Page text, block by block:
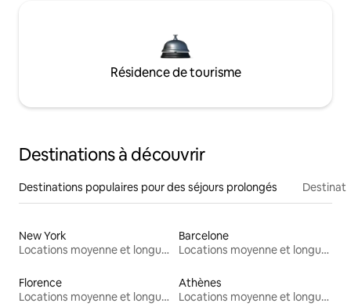
Résidence de tourisme
Destinations à découvrir
Destinations populaires pour des séjours prolongés
New York
Locations moyenne et longue durée
Barcelone
Locations moyenne et longue durée
Florence
Locations moyenne et longue durée
Athènes
Locations moyenne et longue durée